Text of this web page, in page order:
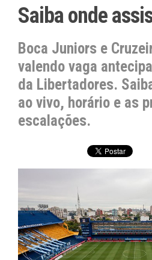
Saiba onde
Boca Juniors e
valendo vaga
da Libertadores.
ao vivo, horário e as
escalações.